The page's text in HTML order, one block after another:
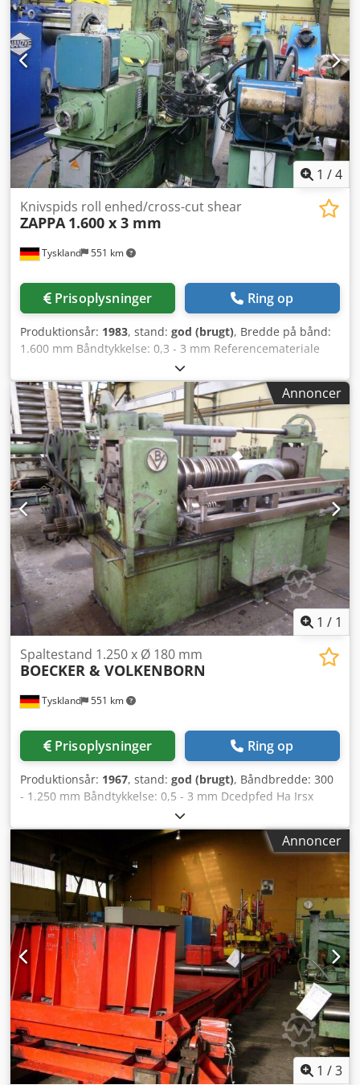
1 /4
Tyskland 551 km
Knivspids roll enhed/cross-cut shear
ZAPPA 1.600 x 3 mm
Prisoplysninger Ring op
Produktionsår: 1983, stand: god (brugt), Bredde på bånd:
1.600 mm Båndtykkelse: 0,3 - 3 mm Referencemateriale
(Trækstyrke): 420 N/mm² Hastighed: 68 m/min ved
pladelængde på 6.000 mm Dcjdpfxebidg Es Akwok 23
m/min ved pladelængde på 400 mm
Annoncer
1 / 1
Tyskland 551 km
Spaltestand 1.250 x Ø 180 mm
BOECKER & VOLKENBORN
Prisoplysninger Ring op
Produktionsår: 1967, stand: god (brugt), Båndbredde: 300
- 1.250 mm Båndtykkelse: 0,5 - 3 mm Dcedpfed Ha Irsx
Annoncer
1 /3